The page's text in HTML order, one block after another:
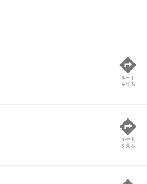
ルート
を見る
ルート
を見る